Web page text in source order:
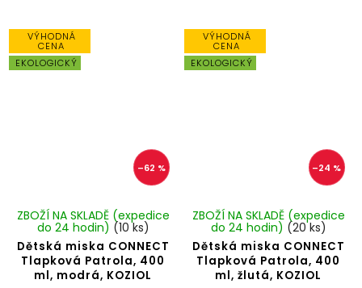
VÝHODNÁ
CENA
EKOLOGICKÝ
–62 %
Dětská miska CONNECT
Tlapková Patrola, 400
ml, modrá, KOZIOL
ZBOŽÍ NA SKLADĚ (expedice
do 24 hodin) (10 ks)
VÝHODNÁ
CENA
EKOLOGICKÝ
–24 %
Dětská miska CONNECT
Tlapková Patrola, 400
ml, žlutá, KOZIOL
ZBOŽÍ NA SKLADĚ (expedice
do 24 hodin) (20 ks)